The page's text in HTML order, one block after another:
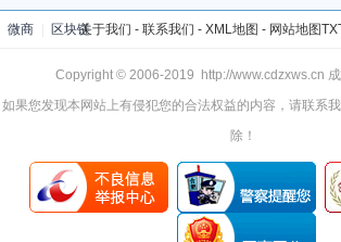
微商 区块链关于我们 - 联系我们 - XML地图 - 网站地图
Copyright © 2006-2019 http://www.cdzxws.cn
如果您发现本网站上有侵犯您的合法权益的内容，请联系
除！